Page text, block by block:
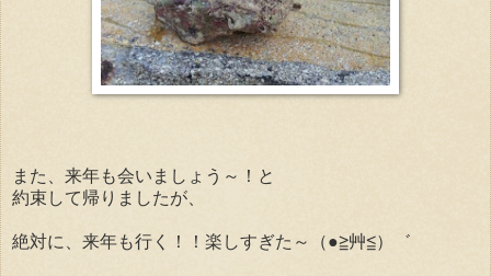
また、来年も会いましょう～！と
約束して帰りましたが、
絶対に、来年も行く！！楽しすぎた～（●≧艸≦）゛